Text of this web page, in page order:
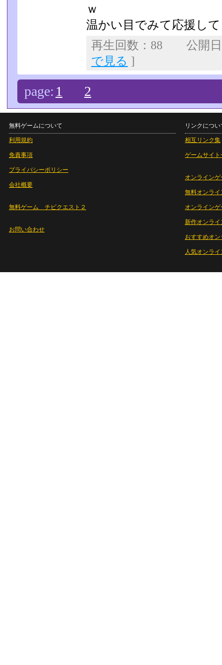
ｗ
温かい目でみて応援し
再生回数：88 公開
で見る ]
page: 1 2
無料ゲームについて
利用規約
免責事項
プライバシーポリシー
会社概要
無料ゲーム チビクエスト２
お問い合わせ
リンクについ
相互リンク集
ゲームサイト
オンラインゲ
無料オンライ
オンライン
新作オンライ
おすすめオ
人気オンラ